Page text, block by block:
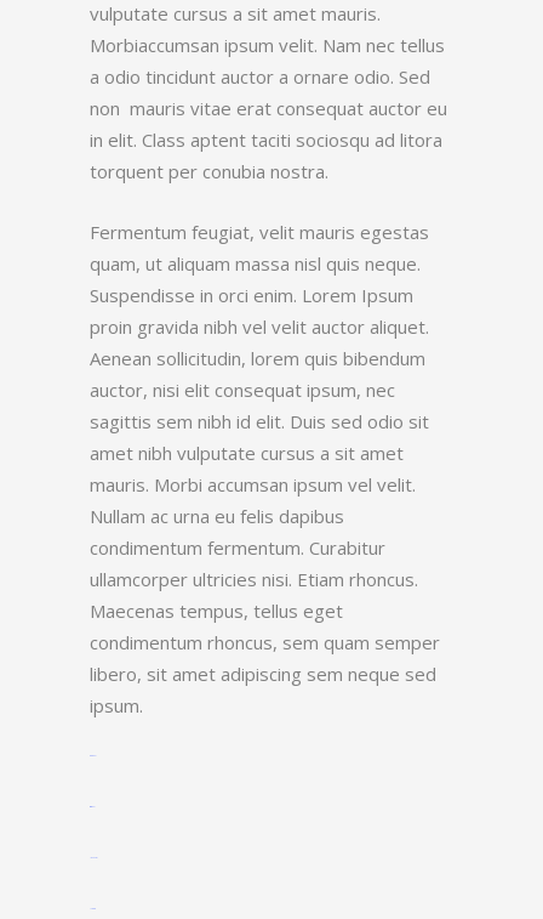
vulputate cursus a sit amet mauris.
Morbiaccumsan ipsum velit. Nam nec tellus
a odio tincidunt auctor a ornare odio. Sed
non mauris vitae erat consequat auctor eu
in elit. Class aptent taciti sociosqu ad litora
torquent per conubia nostra.
Fermentum feugiat, velit mauris egestas
quam, ut aliquam massa nisl quis neque.
Suspendisse in orci enim. Lorem Ipsum
proin gravida nibh vel velit auctor aliquet.
Aenean sollicitudin, lorem quis bibendum
auctor, nisi elit consequat ipsum, nec
sagittis sem nibh id elit. Duis sed odio sit
amet nibh vulputate cursus a sit amet
mauris. Morbi accumsan ipsum vel velit.
Nullam ac urna eu felis dapibus
condimentum fermentum. Curabitur
ullamcorper ultricies nisi. Etiam rhoncus.
Maecenas tempus, tellus eget
condimentum rhoncus, sem quam semper
libero, sit amet adipiscing sem neque sed
ipsum.